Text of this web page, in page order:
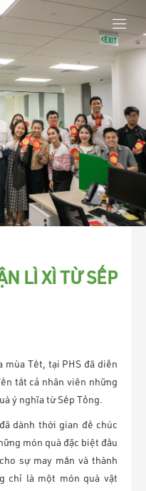
LÌ XÌ TỪ SẾP
mùa Tết, tại PHS đã diễn
tất cả nhân viên những
ý nghĩa từ Sếp Tổng.
dành thời gian để chúc
món quà đặc biệt đầu
sự may mắn và thành
chỉ là một món quà vật